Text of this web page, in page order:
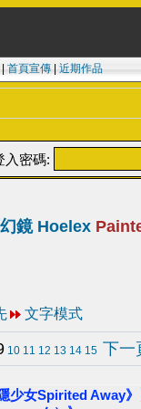
首頁宣傳| 近期作品
入密碼:
鏡 Hoelex
文字模式
10 11 12 13 14 15 下
少女Spirited Away